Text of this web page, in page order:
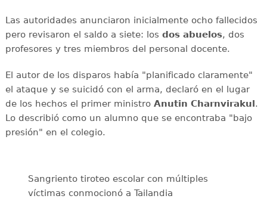
Las autoridades anunciaron inicialmente ocho fallecidos
pero revisaron el saldo a siete: los dos abuelos, dos
profesores y tres miembros del personal docente.
El autor de los disparos había "planificado claramente"
el ataque y se suicidó con el arma, declaró en el lugar
de los hechos el primer ministro Anutin Charnvirakul.
Lo describió como un alumno que se encontraba "bajo
presión" en el colegio.
Sangriento tiroteo escolar con múltiples
víctimas conmocionó a Tailandia